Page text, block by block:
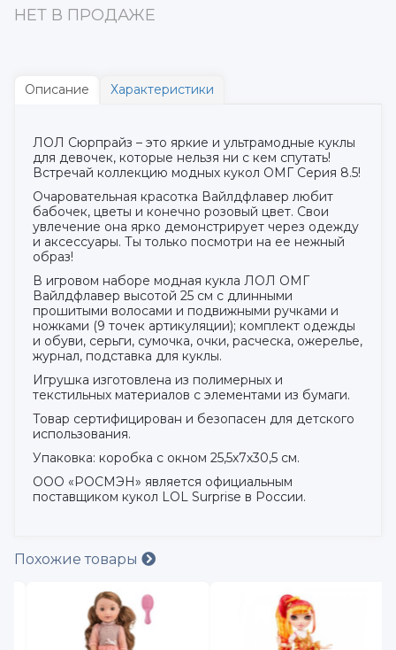
НЕТ В ПРОДАЖЕ
Описание Характеристики
ЛОЛ Сюрпрайз – это яркие и ультрамодные куклы
для девочек, которые нельзя ни с кем спутать!
Встречай коллекцию модных кукол ОМГ Серия 8.5!
Очаровательная красотка Вайлдфлавер любит
бабочек, цветы и конечно розовый цвет. Свои
увлечение она ярко демонстрирует через одежду
и аксессуары. Ты только посмотри на ее нежный
образ!
В игровом наборе модная кукла ЛОЛ ОМГ
Вайлдфлавер высотой 25 см с длинными
прошитыми волосами и подвижными ручками и
ножками (9 точек артикуляции); комплект одежды
и обуви, серьги, сумочка, очки, расческа, ожерелье,
журнал, подставка для куклы.
Игрушка изготовлена из полимерных и
текстильных материалов с элементами из бумаги.
Товар сертифицирован и безопасен для детского
использования.
Упаковка: коробка с окном 25,5х7х30,5 см.
ООО «РОСМЭН» является официальным
поставщиком кукол LOL Surprise в России.
Похожие товары